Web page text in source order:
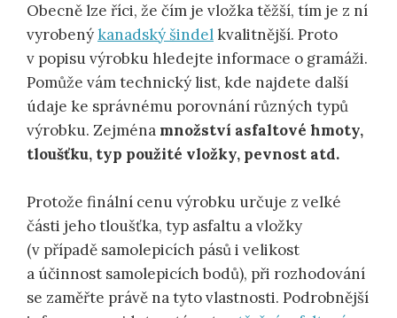
Obecně lze říci, že čím je vložka těžší, tím je z ní
vyrobenýkanadský šindelkvalitnější. Proto
v popisu výrobku hledejte informace o gramáži.
Pomůže vám technický list, kde najdete další
údaje ke správnému porovnání různých typů
výrobku. Zejména množství asfaltové hmoty,
tloušťku, typ použité vložky, pevnost atd.
Protože finální cenu výrobku určuje z velké
části jeho tloušťka, typ asfaltu a vložky
(v případě samolepicích pásů i velikost
a účinnost samolepicích bodů), při rozhodování
se zaměřte právě na tyto vlastnosti. Podrobnější